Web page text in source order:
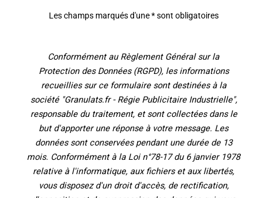
Les champs marqués d'une * sont obligatoires
Conformément au Règlement Général sur la
Protection des Données (RGPD), les informations
recueillies sur ce formulaire sont destinées à la
société "Granulats.fr - Régie Publicitaire Industrielle",
responsable du traitement, et sont collectées dans le
but d'apporter une réponse à votre message. Les
données sont conservées pendant une durée de 13
mois. Conformément à la Loi n°78-17 du 6 janvier 1978
relative à l'informatique, aux fichiers et aux libertés,
vous disposez d'un droit d'accès, de rectification,